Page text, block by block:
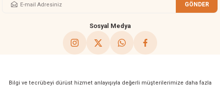
GÖNDER
Sosyal Medya
Bilgi ve tecrübeyi dürüst hizmet anlayışıyla değerli müşterilerimize daha fazla